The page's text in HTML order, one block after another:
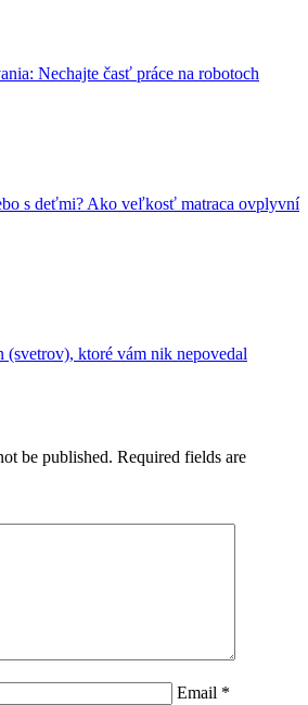
Nechajte časť práce na robotoch
s deťmi? Ako veľkosť matraca ovplyvní
(svetrov), ktoré vám nik nepovedal
be published. Required fields are
Email *